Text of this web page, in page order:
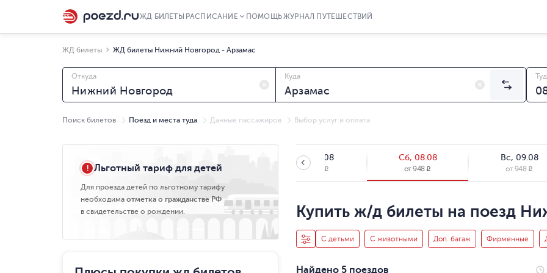
ЖД БИЛЕТЫ РАСПИСАНИЕ ПОМОЩЬЖУРНАЛ ПУТЕШЕСТВИЙ
ЖД билеты ЖД билеты Нижний Новгород - Арзамас
Откуда Куда
Поиск билетов Поезд и места туда Данные пассажиров Выбор услуг и оплата
Пт, 07.08
от R
Сб, 08.08
от948 R
Вс, 09.08
от948 R
Купить ж/д билеты на поезд
С детьми С животными Доп. багаж Фирменные
Найдено 5 поездов
Льготный тариф для детей
Для проезда детей по льготному тарифу
необходима отметка о гражданстве РФ
в свидетельстве о рождении.